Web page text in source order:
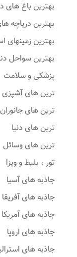
بهترین باغ های
بهترین دریاچه
بهترین زمینهای
بهترین سواحل
پزشکی و سلامت
ترین های آشپزی
ترین های
ترین های دنیا
ترین های وسائل
تور ، بلیط و ویزا
جاذبه های آسیا
جاذبه های آفریقا
جاذبه های آمریکا
جاذبه های اروپا
جاذبه های